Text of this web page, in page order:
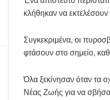
κλήθηκαν να
Συγκεκριμένα, οι
φτάσουν στο σημείο,
Όλα ξεκίνησαν όταν τα
Νέας Ζωής για να